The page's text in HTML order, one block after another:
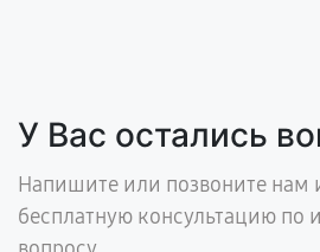
У Вас остались
Напишите или позвоните нам
бесплатную консультацию по